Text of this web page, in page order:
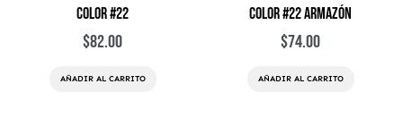
Color #22
$82.00
AÑADIR AL CARRITO
Color #22 Armazón
$74.00
AÑADIR AL CARRITO